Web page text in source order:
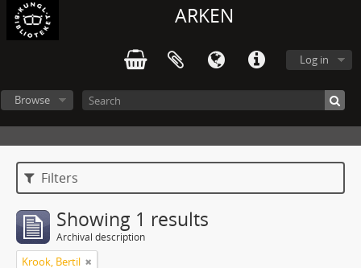
ARKEN
Log in
Browse
Filters
Showing 1 results
Archival description
Krook, Bertil